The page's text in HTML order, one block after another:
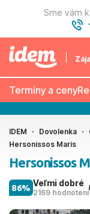
Sme vám
Termíny a ceny
IDEM Dovolenka
Hersonissos Maris
Hersonissos
Veľmi dobré
2169 hodnotení
86%